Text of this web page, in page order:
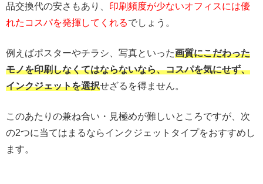
品交換代の安さもあり、 印刷頻度が少ないオフィスには優
れたコスパを発揮してくれるでしょう。
例えばポスターやチラシ、写真といった画質にこだわった
モノを印刷しなくてはならないなら、コスパを気にせず、
インクジェットを選択せざるを得ません。
このあたりの兼ね合い・見極めが難しいところですが、次
の2つに当てはまるならインクジェットタイプをおすすめし
ます。